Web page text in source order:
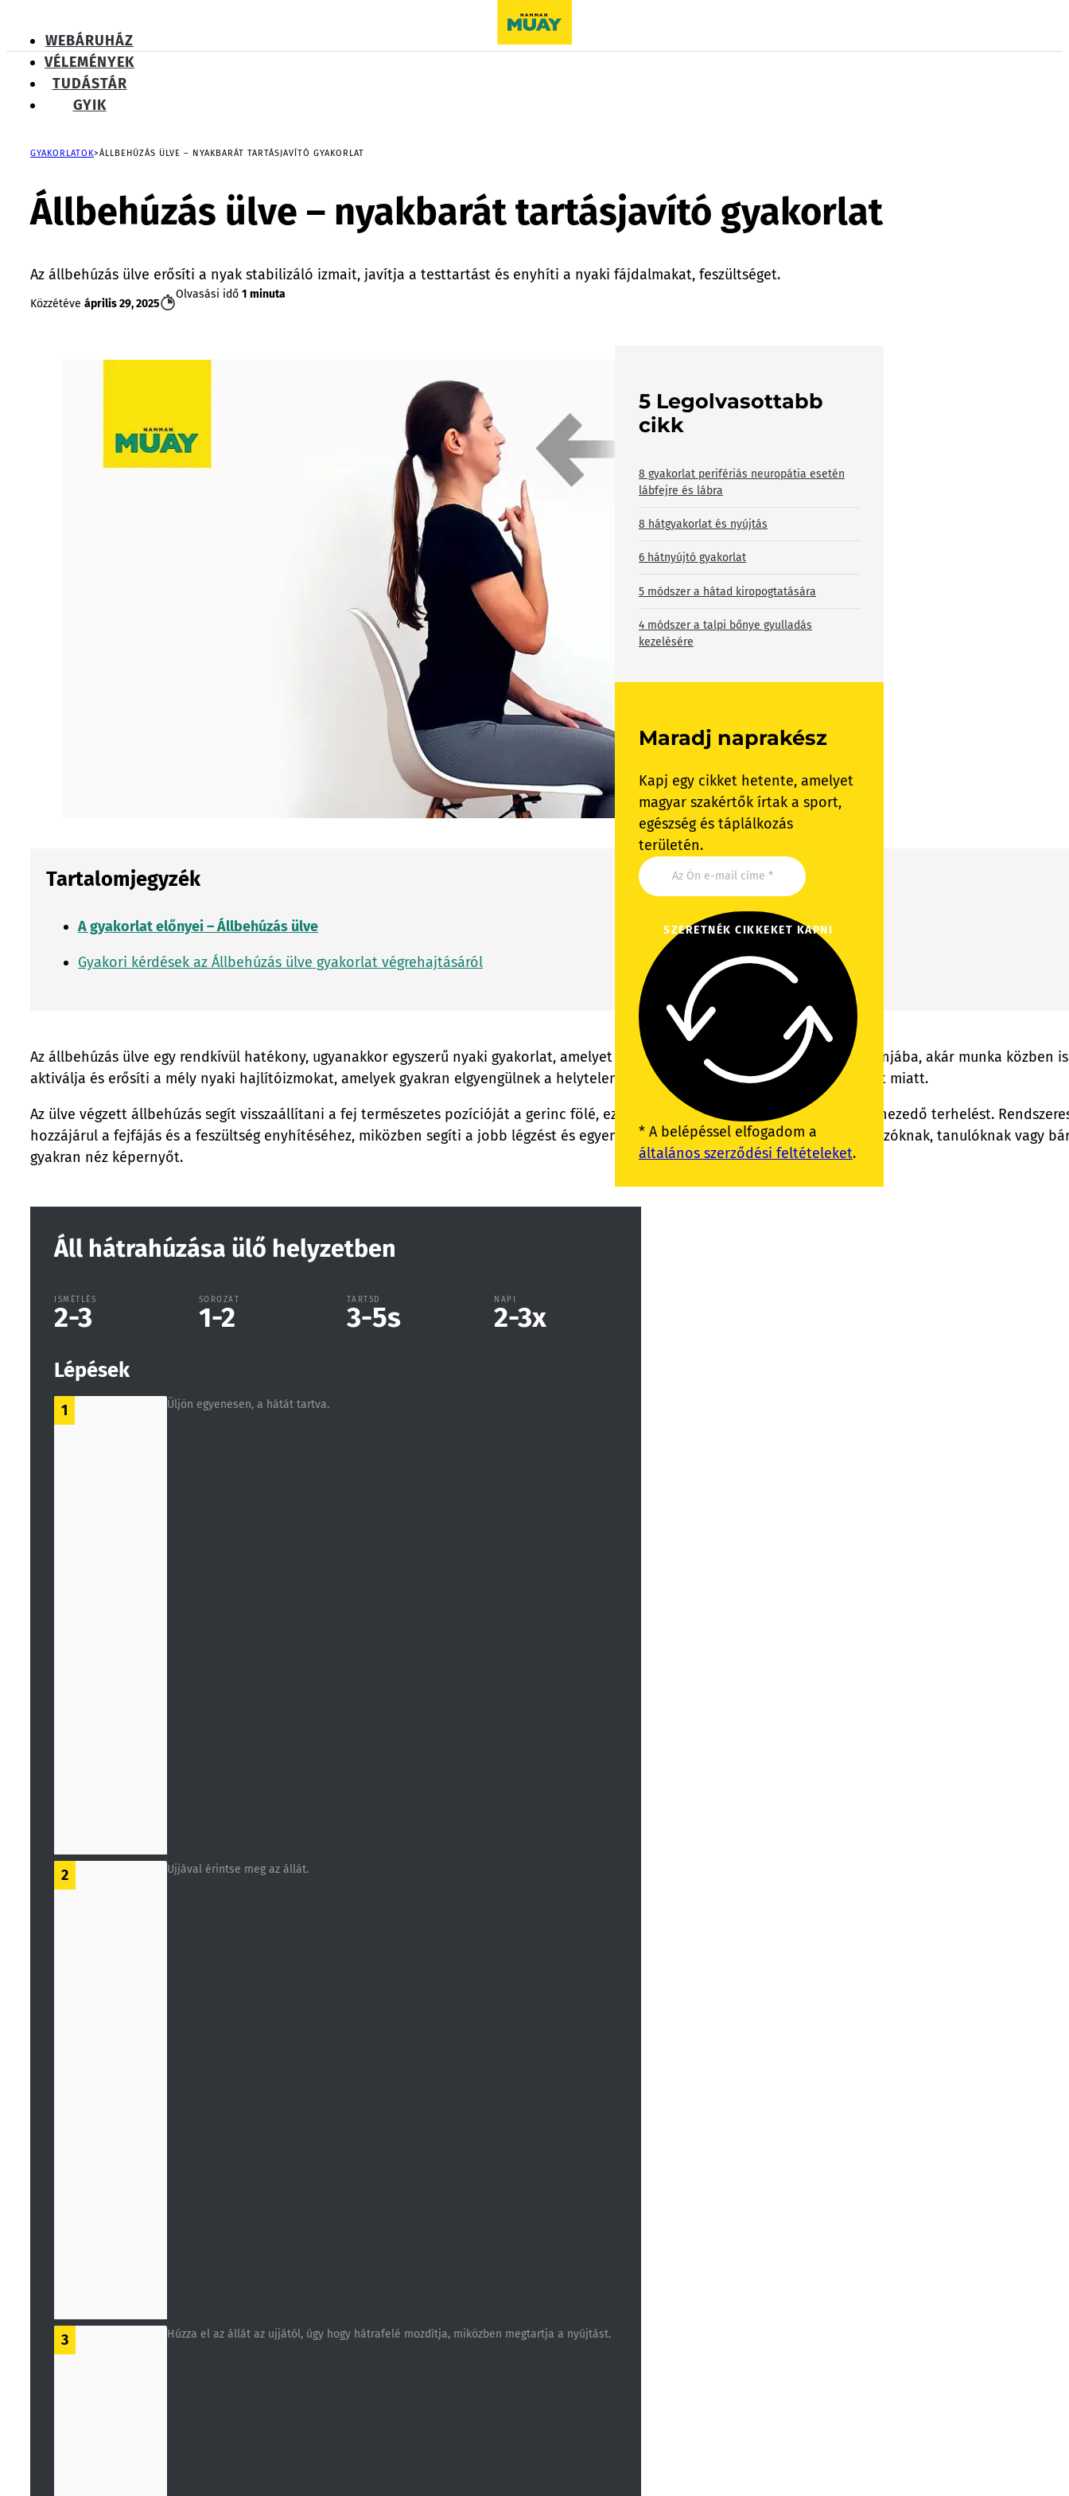
WEBÁRUHÁZ
VÉLEMÉNYEK
TUDÁSTÁR
GYIK
GYAKORLATOK ÁLLBEHÚZÁS ÜLVE – NYAKBARÁT TARTÁSJAVÍTÓ GYAKORLAT
Állbehúzás ülve – nyakbarát tartásjavító gyakorlat
Az állbehúzás ülve erősíti a nyak stabilizáló izmait, javítja a testtartást és enyhíti a nyaki fájdalmakat, feszültséget.
Közzétéve április 29, 2025
Olvasási idő 1 minuta
Tartalomjegyzék
A gyakorlat előnyei – Állbehúzás ülve
Gyakori kérdések az Állbehúzás ülve gyakorlat végrehajtásáról
Az állbehúzás ülve egy rendkívül hatékony, ugyanakkor egyszerű nyaki gyakorlat, amelyet bárki könnyedén beilleszthet a napi rutinjába, akár munka közben
aktiválja és erősíti a mély nyaki hajlítóizmokat, amelyek gyakran elgyengülnek a helytelen testtartás, például előre hajló fejhelyzet miatt.
Az ülve végzett állbehúzás segít visszaállítani a fej természetes pozícióját a gerinc fölé, ezzel csökkentve a nyakra és a vállakra nehezedő terhelést.
hozzájárul a fejfájás és a feszültség enyhítéséhez, miközben segíti a jobb légzést és egyensúlyt is. Nagyszerű választás irodai dolgozóknak, tanulóknak vagy
gyakran néz képernyőt.
Áll hátrahúzása ülő helyzetben
ISMÉTLÉS
2-3
SOROZAT
1-2
TARTSD
3-5s
NAPI
2-3x
Lépések
1 Üljön egyenesen, a hátát tartva.
2 Ujjával érintse meg az állát.
3 Húzza el az állát az ujjától, úgy hogy hátrafelé mozdítja, miközben megtartja a nyújtást.
5 Legolvasottabb
cikk
8 gyakorlat perifériás neuropátia esetén
lábfejre és lábra
8 hátgyakorlat és nyújtás
6 hátnyújtó gyakorlat
5 módszer a hátad kiropogtatására
4 módszer a talpi bőnye gyulladás
kezelésére
Maradj naprakész
Kapj egy cikket hetente, amelyet
magyar szakértők írtak a sport,
egészség és táplálkozás
területén.
SZERETNÉK CIKKEKET KAPNI
* A belépéssel elfogadom a
általános szerződési feltételeket.